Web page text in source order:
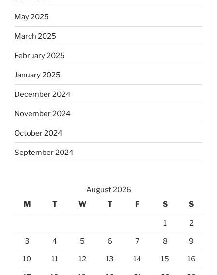
May 2025
March 2025
February 2025
January 2025
December 2024
November 2024
October 2024
September 2024
August 2026
M
T W T F S S
1 2
3 4 5 6 7 8 9
10 11 12 13 14 15 16